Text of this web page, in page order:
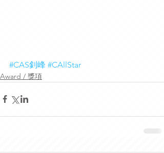
#CAS釗峰 #CAllStar
Award / 獎項